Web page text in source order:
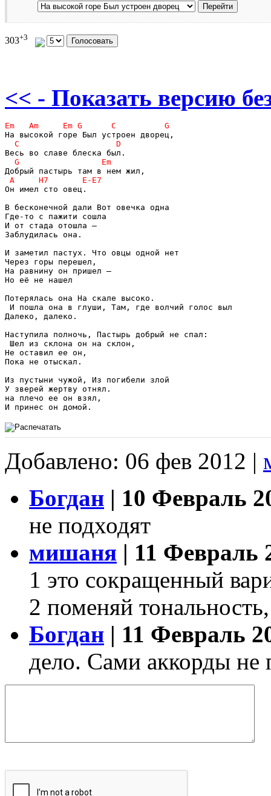
303+3
<< - Показать версию
Он имел сто овец.
В бесконечной дали Вот овечка одна
Где-то с пажити сошла
И от стада отошла –
Заблудилась она.
И заметил пастух. Что овцы одной нет
Через горы перешел,
На равнину он пришел –
Но её не нашел
Потерялась она На скале высоко.
И пошла она в глуши, Там, где волчий голос выл
Далеко, далеко.
Наступила полночь, Пастырь добрый не спал:
Шел из склона он на склон,
Не оставил ее он,
Пока не отыскал.
Из пустыни чужой, Из погибели злой
У зверей жертву отнял.
на плечо ее он взял,
Добавлено: 06 фев 2012 |
Богдан | 10 Февраль
не подходят
мишаня | 11 Февраль
1 это сокращенный
2 поменяй
Богдан | 11 Февраль
дело. Сами аккорды не